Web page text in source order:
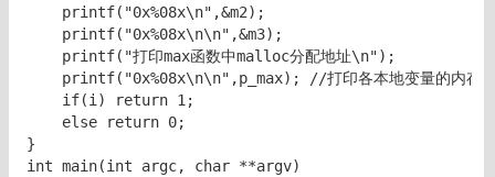
    printf("0x%08x\n",&m2);
    printf("0x%08x\n\n",&m3);
    printf("打印max函数中malloc分配地址\n");
printf("0x%08x\n\n",p_max); //打印各本地变量的内存
    if(i) return 1;
    else return 0;
}
int main(int argc, char **argv)